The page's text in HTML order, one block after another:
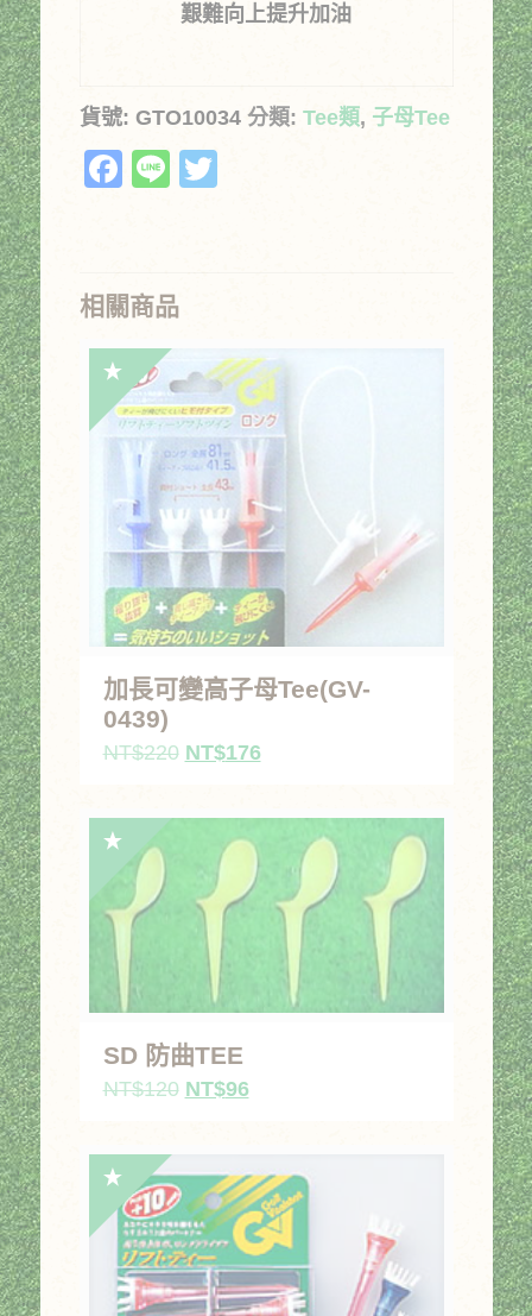
艱難向上提升加油
貨號: GTO10034 分類: Tee類, 子母Tee
Facebook
Line
相關商品
加長可變高子母Tee(GV-
0439)
NT$220 原
NT$220。
NT$176目
NT$176。
SD 防曲TEE
NT$120 原
格：
NT$120。
NT$96目
格：
NT$96。